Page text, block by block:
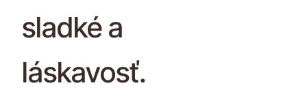
sladké a
láskavosť.